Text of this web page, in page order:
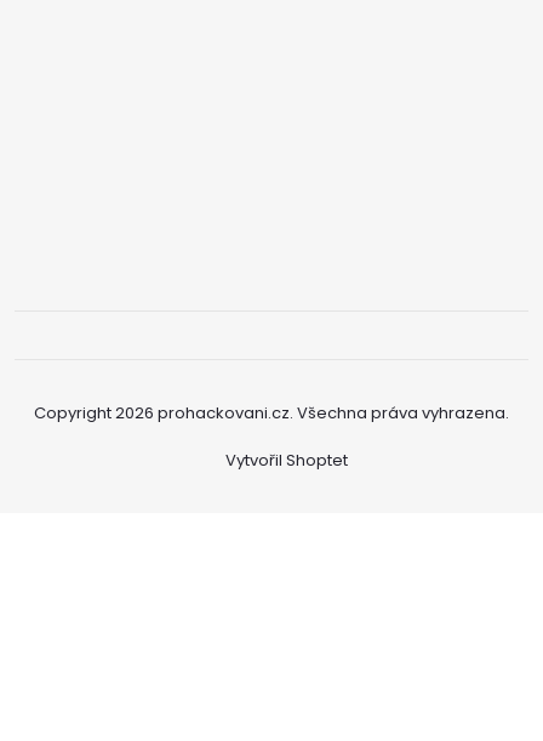
Vytvořil Shoptet
Copyright 2026 prohackovani.cz. Všechna práva vyhrazena.